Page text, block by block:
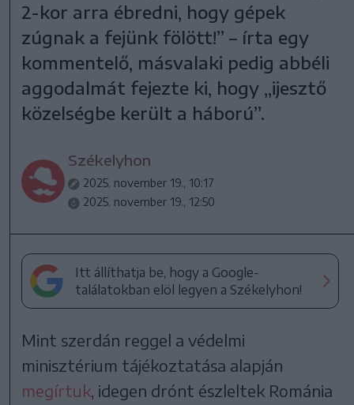
2-kor arra ébredni, hogy gépek
zúgnak a fejünk fölött!” – írta egy
kommentelő, másvalaki pedig abbéli
aggodalmát fejezte ki, hogy „ijesztő
közelségbe került a háború”.
Székelyhon
2025. november 19., 10:17
2025. november 19., 12:50
Itt állíthatja be, hogy a Google-
találatokban elöl legyen a Székelyhon!
Mint szerdán reggel a védelmi
minisztérium tájékoztatása alapján
megírtuk, idegen drónt észleltek Románia